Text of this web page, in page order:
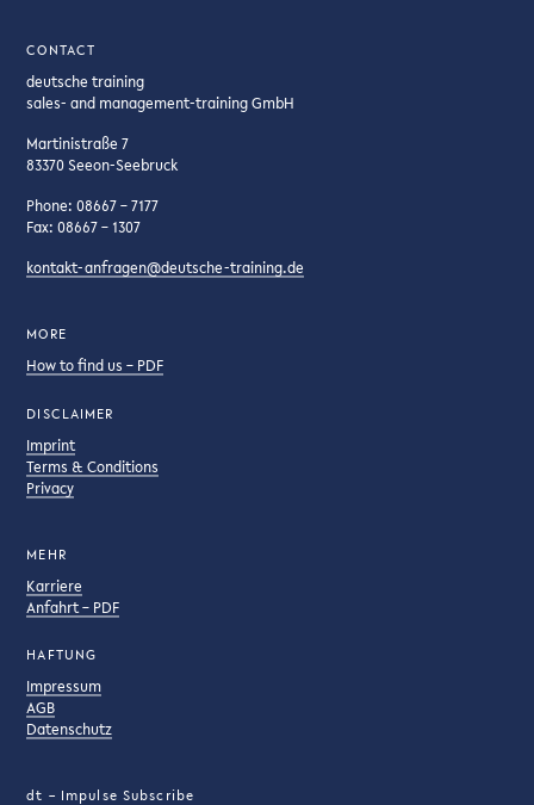
CONTACT
deutsche training
sales- and management-training GmbH
Martinistraße 7
83370 Seeon-Seebruck
Phone: 08667 – 7177
Fax: 08667 – 1307
kontakt-anfragen@deutsche-training.de
MORE
How to find us – PDF
DISCLAIMER
Imprint
Terms & Conditions
Privacy
MEHR
Karriere
Anfahrt – PDF
HAFTUNG
Impressum
AGB
Datenschutz
dt – Impulse Subscribe